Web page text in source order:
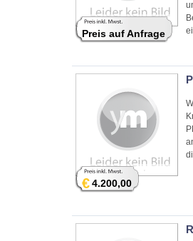
Preis auf Anfrage
€4.200,00